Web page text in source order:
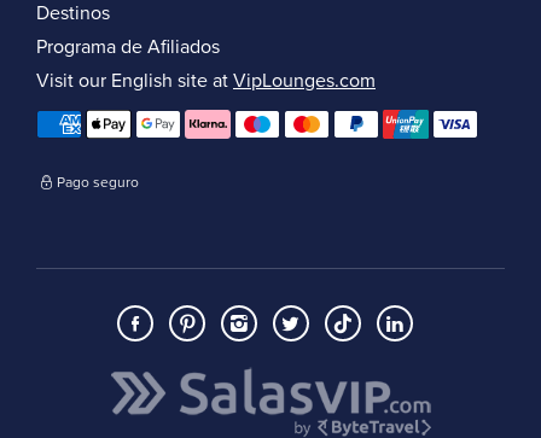
Destinos
Programa de Afiliados
Visit our English site at VipLounges.com
Pago seguro